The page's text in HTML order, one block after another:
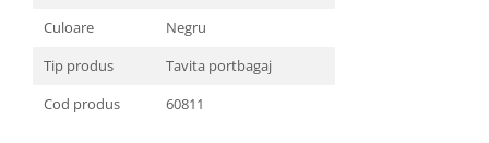
Culoare
Negru
Tip produs
Tavita portbagaj
Cod produs
60811